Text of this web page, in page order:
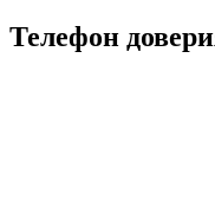
Телефон